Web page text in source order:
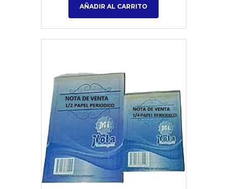
AÑADIR AL CARRITO